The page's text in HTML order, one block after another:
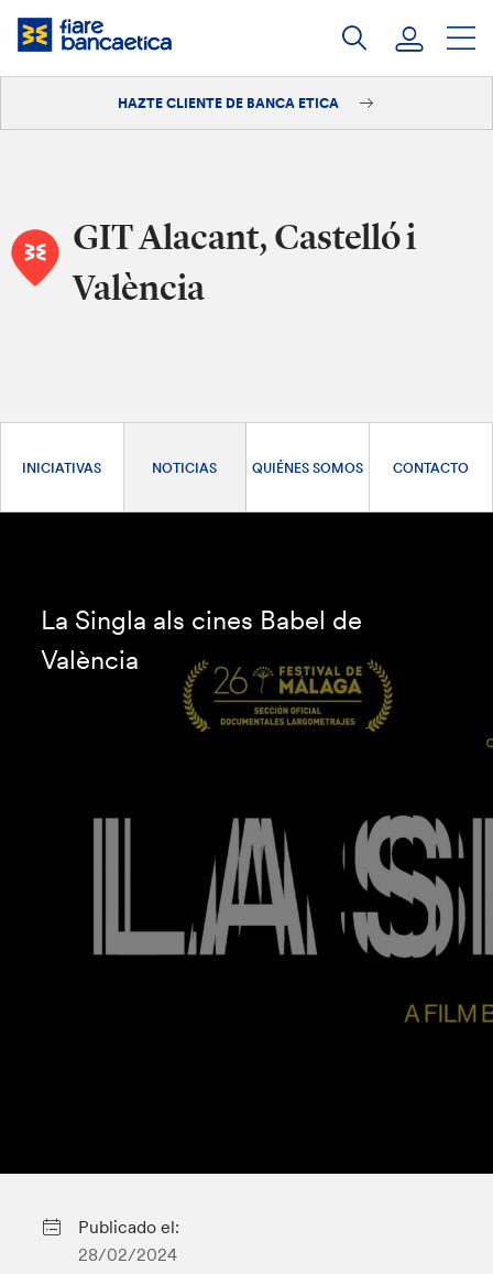
Saltar
HAZTE CLIENTE DE BANCA ETICA
GIT Alacant, Castelló i
València
INICIATIVAS NOTICIAS QUIÉNES SOMOS CONTACTO
La Singla als cines Babel de
València
Publicado el:
28/02/2024